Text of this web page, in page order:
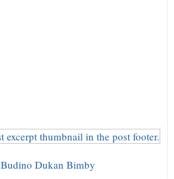
Budino Dukan Bimby